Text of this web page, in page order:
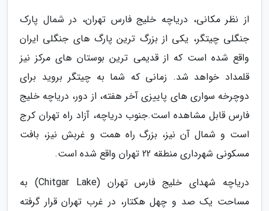
از نظر مکانی، دریاچه خلیج فارس تهران، در شمال پارک
جنگلی چیتگر، یکی از بزرگ ترین پارگ های جنگلی ایران
واقع شده است که از قدیمی ترین بوستان های مرکز نیز
قلمداد خواهد شد. زمانی که شما به چیتگر بروید برای
دوچرخه سواری های پاییزی آخر هفته، از دور، دریاچه خلیج
فارس قابل مشاهده است.جنوب دریاچه، آزاد راه تهران کرج
است و شمال آن نیز، بزرگ راه همت و غربش نیز، بافت
مسکونی شهرداری منطقه 22 تهران واقع شده است.
دریاچه شهدای خلیج فارس تهران (Chitgar Lake) به
مساحت یک صد و چهل هکتار، در غرب تهران قرار گرفته